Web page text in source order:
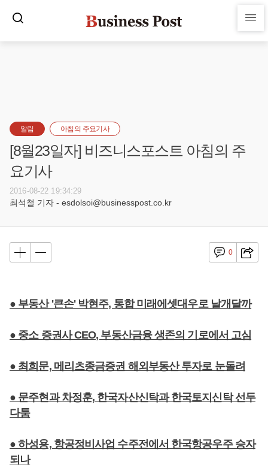
알림 아침의 주요기사
[8월23일자] 비즈니스포스트 아침의 주
요기사
2016-08-22 19:34:29
최석철 기자 - esdolsoi@businesspost.co.kr
0
● 부동산 '큰손' 박현주, 통합 미래에셋대우로 날개달까
● 중소 증권사 CEO, 부동산금융 생존의 기로에서 고심
● 최희문, 메리츠종금증권 해외부동산 투자로 눈돌려
● 문주현과 차정훈, 한국자산신탁과 한국토지신탁 선두
다툼
● 하성용, 항공정비사업 수주전에서 한국항공우주 승자
되나